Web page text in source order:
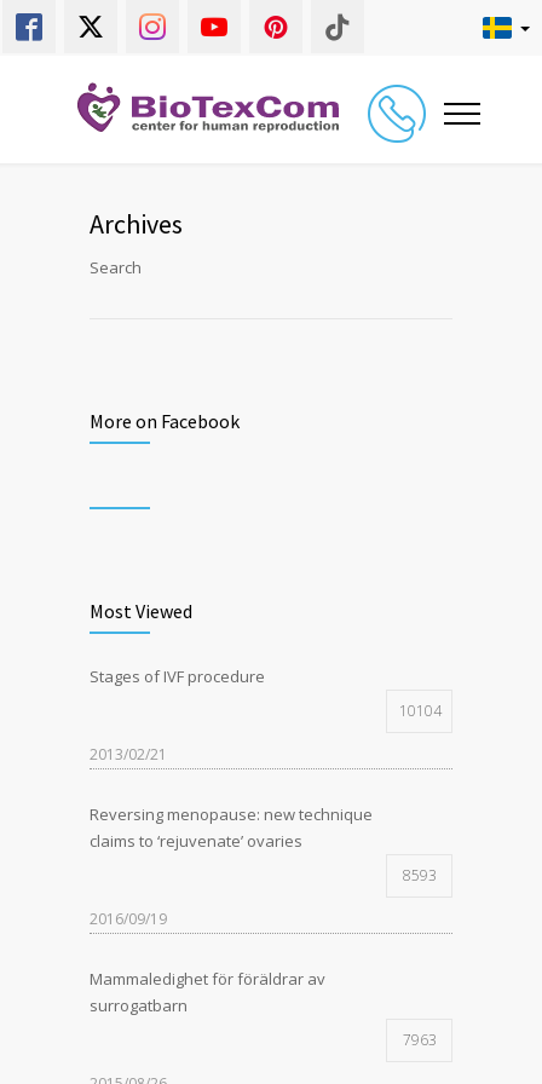
Archives
Search
More on Facebook
Most Viewed
Stages of IVF procedure
10104
2013/02/21
Reversing menopause: new technique
claims to ‘rejuvenate’ ovaries
8593
2016/09/19
Mammaledighet för föräldrar av
surrogatbarn
7963